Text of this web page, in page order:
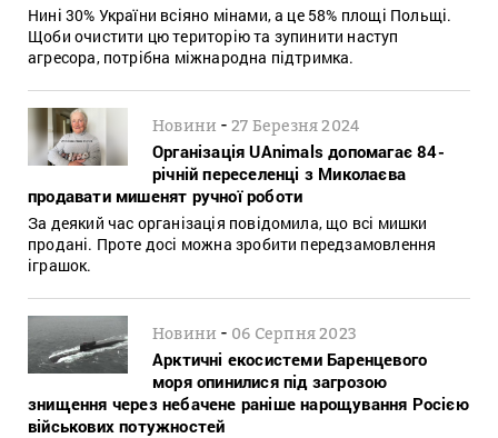
Нині 30% України всіяно мінами, а це 58% площі Польщі.
Щоби очистити цю територію та зупинити наступ
агресора, потрібна міжнародна підтримка.
Новини -27 Березня 2024
Організація UAnimals допомагає 84-
річній переселенці з Миколаєва
продавати мишенят ручної роботи
За деякий час організація повідомила, що всі мишки
продані. Проте досі можна зробити передзамовлення
іграшок.
Новини - 06 Серпня 2023
Арктичні екосистеми Баренцевого
моря опинилися під загрозою
знищення через небачене раніше нарощування Росією
військових потужностей